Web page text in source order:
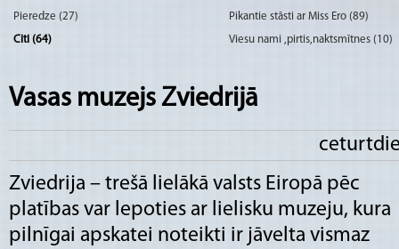
Pieredze (27)
Pikantie stāsti ar Miss Ero (89)
Citi (64)
Viesu nami ,pirtis,naktsmītnes (10)
Vasas muzejs Zviedrijā
Zviedrija – trešā lielākā valsts Eiropā pēc
platības var lepoties ar lielisku muzeju, kura
pilnīgai apskatei noteikti ir jāvelta vismaz